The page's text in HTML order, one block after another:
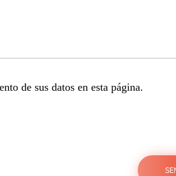
de sus datos en esta página.